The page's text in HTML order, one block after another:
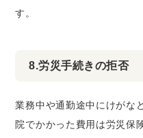
す。
8.労災手続きの拒否
業務中や通勤途中にけがな
院でかかった費用は労災保